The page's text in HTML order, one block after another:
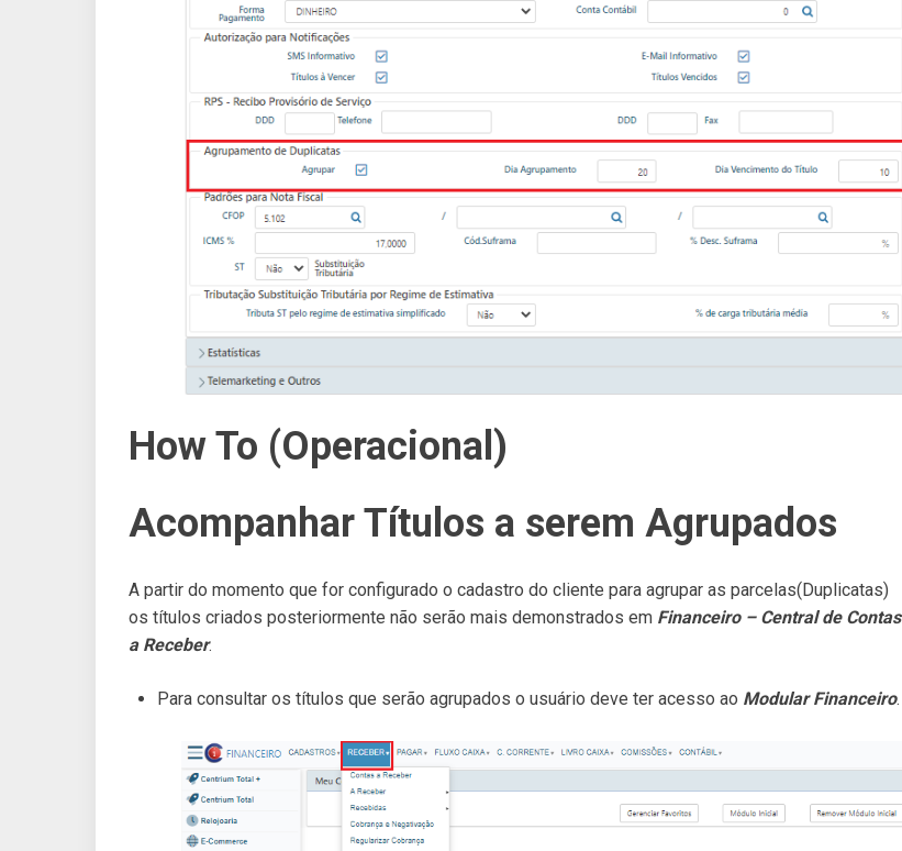
How To (Operacional)
Acompanhar Títulos a serem Agrupados
A partir do momento que for configurado o cadastro do cliente para agrupar as parcelas(Duplicatas)
os títulos criados posteriormente não serão mais demonstrados em Financeiro – Central de Contas
a Receber.
Para consultar os títulos que serão agrupados o usuário deve ter acesso ao Modular Financeiro.